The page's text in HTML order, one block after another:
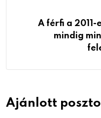
A férfi a 2011-
mindig
Ajánlott